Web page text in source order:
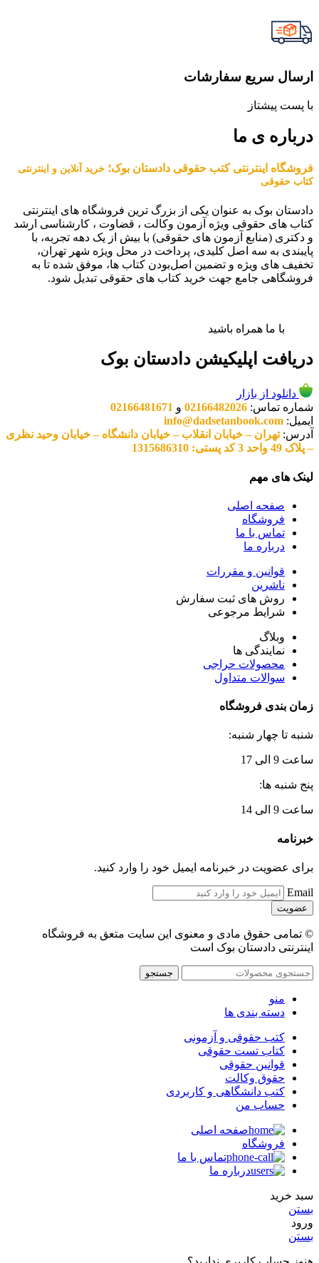
ارسال سریع سفارشات
با پست پیشتاز
درباره ی ما
فروشگاه اینترنتی کتب حقوقی دادستان بوک؛ خرید آنلاین و اینترنتی
کتاب حقوقی
دادستان بوک به عنوان یکی از بزرگ ترین فروشگاه های اینترنتی
کتاب های حقوقی ویژه آزمون وکالت ، قضاوت ، کارشناسی ارشد
و دکتری (منابع آزمون های حقوقی) با بیش از یک دهه تجربه، با
پایبندی به سه اصل کلیدی، پرداخت در محل ویژه شهر تهران،
تخفیف های ویژه و تضمین اصل‌بودن کتاب ها، موفق شده تا به
فروشگاهی جامع جهت خرید کتاب های حقوقی تبدیل شود.
با ما همراه باشید
دریافت اپلیکیشن دادستان بوک
دانلود از بازار
شماره تماس: 02166482026 و 02166481671
ایمیل: info@dadsetanbook.com
آدرس:تهران – خیابان انقلاب – خیابان دانشگاه – خیابان وحید نظری
– پلاک 49 واحد 3 کد پستی: 1315686310
لینک های مهم
صفحه اصلی
فروشگاه
تماس با ما
درباره ما
قوانین و مقررات
ناشرین
روش های ثبت سفارش
شرایط مرجوعی
وبلاگ
نمایندگی ها
محصولات حراجی
سوالات متداول
زمان بندی فروشگاه
شنبه تا چهار شنبه:
ساعت 9 الی 17
پنج شنبه ها:
ساعت 9 الی 14
خبرنامه
برای عضویت در خبرنامه ایمیل خود را وارد کنید.
Email
© تمامی حقوق مادی و معنوی این سایت متعق به فروشگاه
اینترنتی دادستان بوک است
جستجو
منو
دسته بندی ها
کتب حقوقی و آزمونی
کتاب تست حقوقی
قوانین حقوقی
حقوق وکالت
کتب دانشگاهی و کاربردی
حساب من
صفحه اصلی
فروشگاه
تماس با ما
درباره ما
سبد خرید
بستن
ورود
بستن